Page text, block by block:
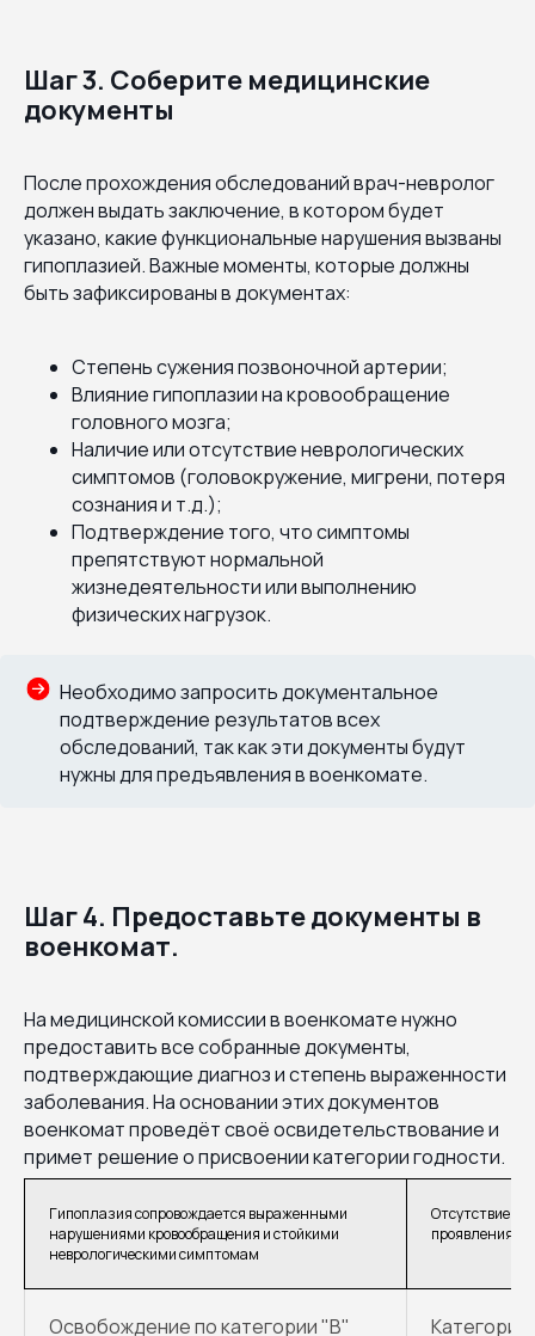
Шаг 3. Соберите медицинские
документы
После прохождения обследований врач-невролог
должен выдать заключение, в котором будет
указано, какие функциональные нарушения вызваны
гипоплазией. Важные моменты, которые должны
быть зафиксированы в документах:
Степень сужения позвоночной артерии;
Влияние гипоплазии на кровообращение
головного мозга;
Наличие или отсутствие неврологических
симптомов (головокружение, мигрени, потеря
сознания и т.д.);
Подтверждение того, что симптомы
препятствуют нормальной
жизнедеятельности или выполнению
физических нагрузок.
Необходимо запросить документальное
подтверждение результатов всех
обследований, так как эти документы будут
нужны для предъявления в военкомате.
Шаг 4. Предоставьте документы в
военкомат.
На медицинской комиссии в военкомате нужно
предоставить все собранные документы,
подтверждающие диагноз и степень выраженности
заболевания. На основании этих документов
военкомат проведёт своё освидетельствование и
примет решение о присвоении категории годности.
Гипоплазия сопровождается выраженными
нарушениями кровообращения и стойкими
неврологическими симптомам
Отсутствие
проявления
Освобождение по категории "В" Категория